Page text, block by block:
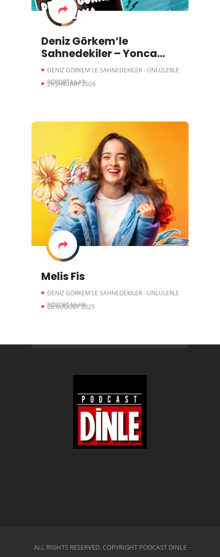
Deniz Görkem’le
Sahnedekiler – Yonca
Evcimik
DENIZ GÖRKEM'LE SAHNEDEKILER - ÜNLÜLERLE
RÖPORTAJLAR
29 JANUARY 2026
Melis Fis
DENIZ GÖRKEM'LE SAHNEDEKILER - ÜNLÜLERLE
RÖPORTAJLAR
28 AUGUST 2025
ALL RIGHTS RESERVED. COPYRIGHT PODCAST DINLE